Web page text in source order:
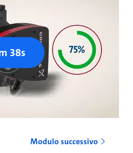
38s
Modulo successivo